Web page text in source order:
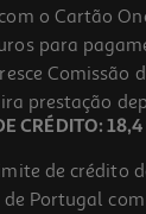
o Cartão
para
Comissão
prestação
CRÉDITO: 18,4
de crédito
Portugal